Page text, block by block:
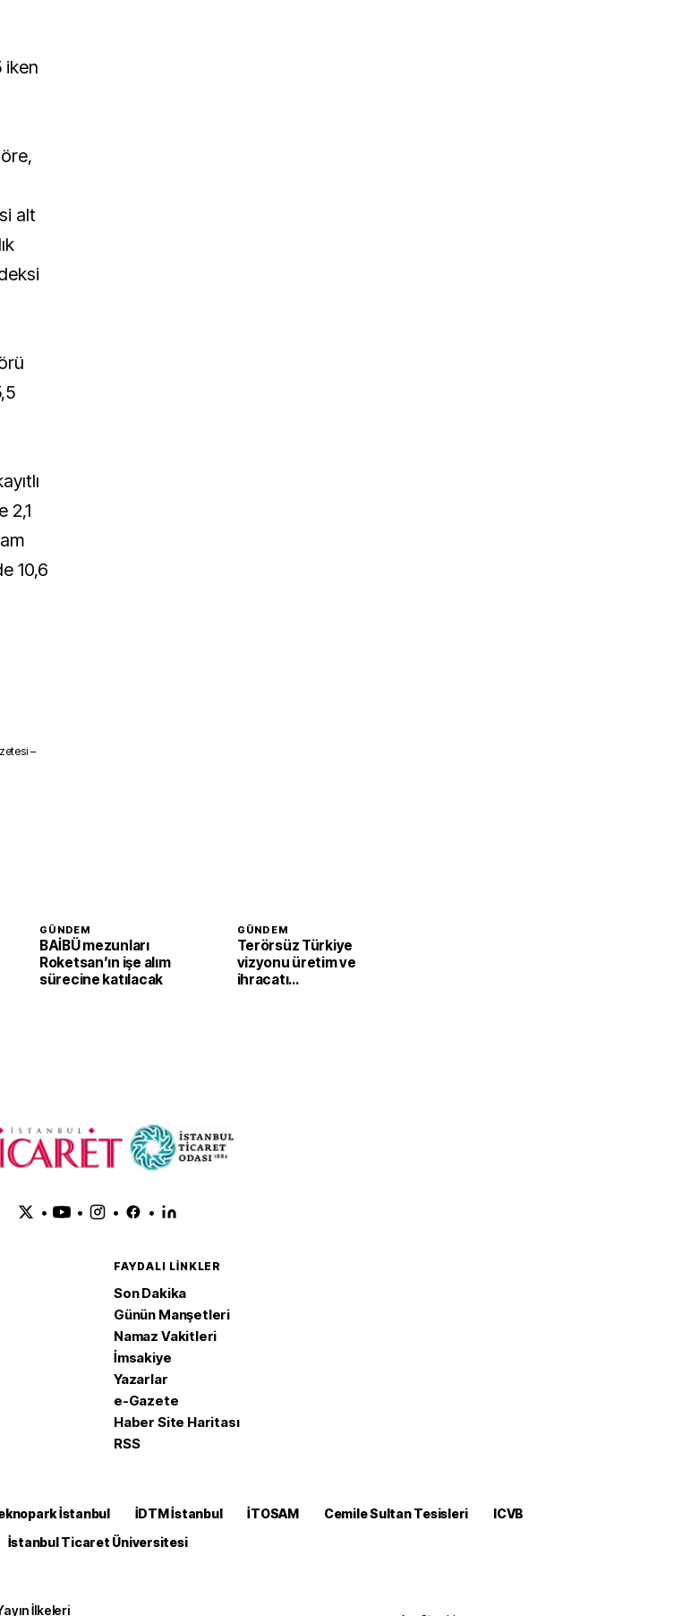
iken
alt
2,1
10,6
–
GÜNDEM
BAİBÜ mezunları
Roketsan’ın işe alım
sürecine katılacak
GÜNDEM
Terörsüz Türkiye
vizyonu üretim ve
ihracatı
• • • •
FAYDALI LINKLER
Son Dakika
Günün Manşetleri
Namaz Vakitleri
İmsakiye
Yazarlar
e-Gazete
Haber Site Haritası
RSS
İstanbul İDTM İstanbul İTOSAM Cemile Sultan Tesisleri
ICVB
İstanbul Ticaret Üniversitesi
İlkeleri